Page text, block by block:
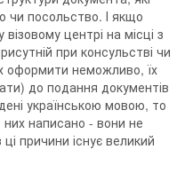
чи посольство. І якщо
центрі на місці з
при консульстві чи
оформити неможливо, їх
до подання документів
українською мовою, то
них написано - вони не
причини існує великий